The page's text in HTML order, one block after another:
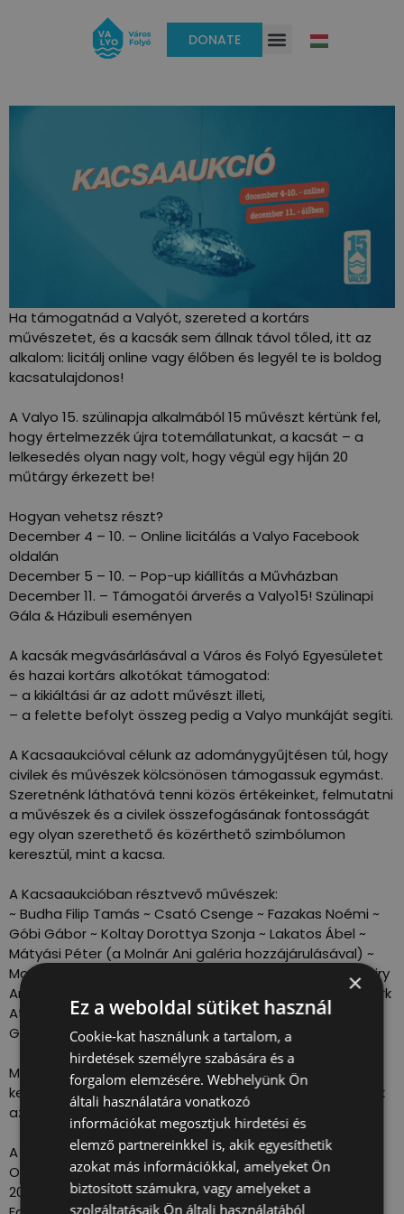
DONATE
Ha támogatnád a Valyót, szereted a kortárs
művészetet, és a kacsák sem állnak távol tőled, itt az
alkalom: licitálj online vagy élőben és legyél te is boldog
kacsatulajdonos!
A Valyo 15. szülinapja alkalmából 15 művészt kértünk fel,
hogy értelmezzék újra totemállatunkat, a kacsát – a
lelkesedés olyan nagy volt, hogy végül egy híján 20
műtárgy érkezett be!
Hogyan vehetsz részt?
December 4 – 10. – Online licitálás a Valyo Facebook
oldalán
December 5 – 10. – Pop-up kiállítás a Művházban
December 11. – Támogatói árverés a Valyo15! Szülinapi
Gála & Házibuli eseményen
A kacsák megvásárlásával a Város és Folyó Egyesületet
és hazai kortárs alkotókat támogatod:
– a kikiáltási ár az adott művészt illeti,
– a felette befolyt összeg pedig a Valyo munkáját segíti.
A Kacsaaukcióval célunk az adománygyűjtésen túl, hogy
civilek és művészek kölcsönösen támogassuk egymást.
Szeretnénk láthatóvá tenni közös értékeinket, felmutatni
a művészek és a civilek összefogásának fontosságát
egy olyan szerethető és közérthető szimbólumon
keresztül, mint a kacsa.
A Kacsaaukcióban résztvevő művészek:
~ Budha Filip Tamás ~ Csató Csenge ~ Fazakas Noémi ~
Góbi Gábor ~ Koltay Dorottya Szonja ~ Lakatos Ábel ~
Mátyási Péter (a Molnár Ani galéria hozzájárulásával) ~
Monhor Viktória & BB ~ Nemes Anita ~ Orosz Richard ~ Piry
Anikó ~ Poór Dorottya ~ Rácz Lőrinc ~ Rácz Rebeka ~ Stark
Attila ~ Thury Lili ~ Tömör Miklós ~ Varga Dávid~ Void
Gergely ~
Minden kacsa-parafrázis egy külön világ – találd meg a
kedvencedet! További részleteket ide kattintva
találtok
az eseményben!
A KACSAAUKCIÓ MENETE:
Online Licitálás
2025. december 4., 10:00 – 2025. december 10, 18:00
×
Ez a weboldal sütiket használ
Cookie-kat használunk a tartalom, a
hirdetések személyre szabására és a
forgalom elemzésére. Webhelyünk Ön
általi használatára vonatkozó
információkat megosztjuk hirdetési és
elemző partnereinkkel is, akik egyesíthetik
azokat más információkkal, amelyeket Ön
biztosított számukra, vagy amelyeket a
szolgáltatásaik Ön általi használatából